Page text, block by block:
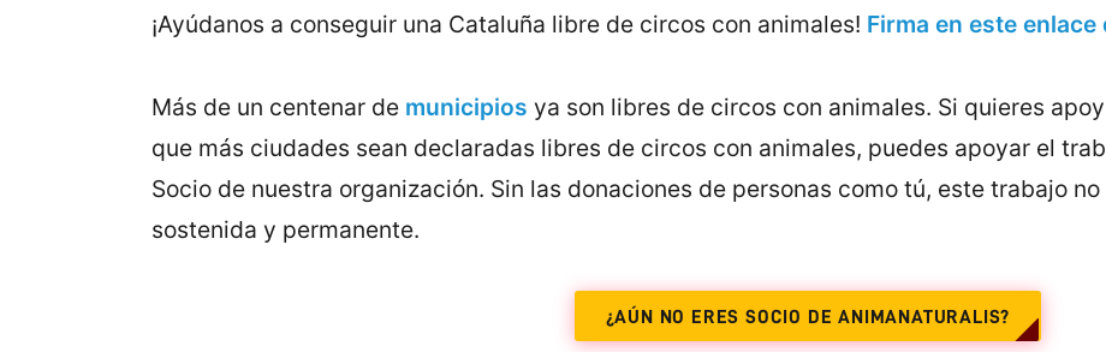
¡Ayúdanos a conseguir una Cataluña libre de circos con animales! Firma en este
Más de un centenar de municipios ya son libres de circos con animales. Si quieres
que más ciudades sean declaradas libres de circos con animales, puedes apoyar el
Socio de nuestra organización. Sin las donaciones de personas como tú, este trabajo
sostenida y permanente.
¿AÚN NO ERES SOCIO DE ANIMANATURALIS?